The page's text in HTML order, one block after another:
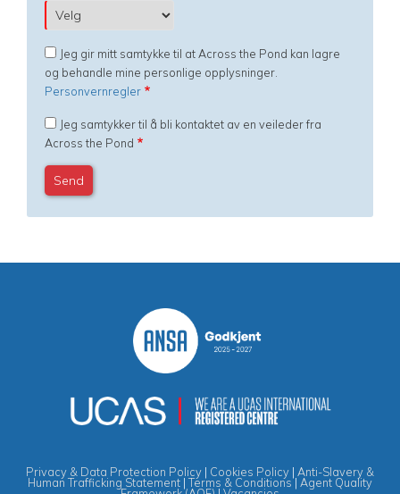
Jeg gir mitt samtykke til at Across the Pond kan lagre
og behandle mine personlige opplysninger.
Personvernregler
Jeg samtykker til å bli kontaktet av en veileder fra
Across the Pond
Privacy & Data Protection Policy | Cookies Policy | Anti-Slavery &
Human Trafficking Statement | Terms & Conditions| Agent Quality